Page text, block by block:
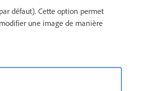
défaut). Cette option permet
une image de manière